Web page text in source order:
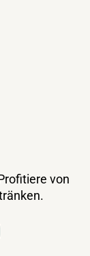
von